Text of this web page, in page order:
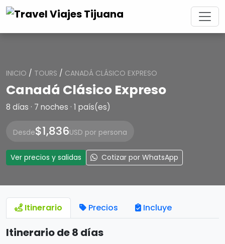
INICIO / TOURS / CANADÁ CLÁSICO EXPRESO
Canadá Clásico Expreso
8 días · 7 noches · 1 país(es)
Desde$1,836USD por persona
Ver precios y salidas Cotizar por WhatsApp
Itinerario Precios Incluye
Itinerario de 8 días